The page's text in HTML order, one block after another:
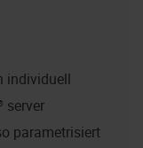
individuell
server
parametrisiert